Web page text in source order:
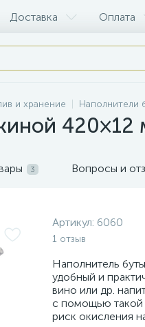
Доставка Оплата
и хранение Наполнители
420×12
3 Вопросы и
Артикул: 6060
1 отзыв
Наполнитель
удобный и
вино или др.
с помощью такой
риск окисления